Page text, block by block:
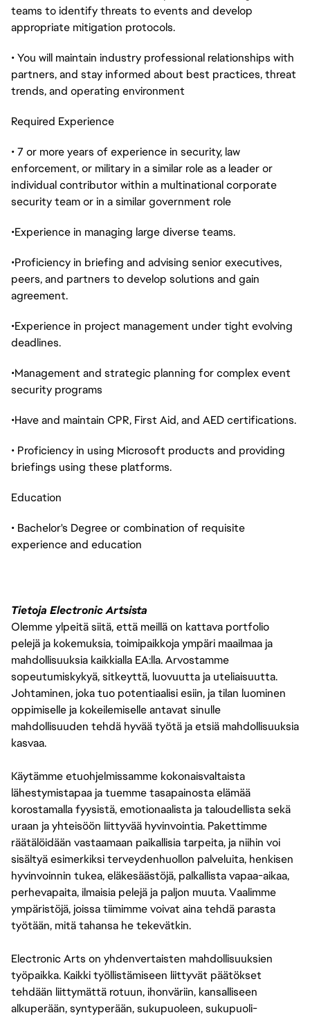
teams to identify threats to events and develop
appropriate mitigation protocols.
• You will maintain industry professional relationships with
partners, and stay informed about best practices, threat
trends, and operating environment
Required Experience
• 7 or more years of experience in security, law
enforcement, or military in a similar role as a leader or
individual contributor within a multinational corporate
security team or in a similar government role
•Experience in managing large diverse teams.
•Proficiency in briefing and advising senior executives,
peers, and partners to develop solutions and gain
agreement.
•Experience in project management under tight evolving
deadlines.
•Management and strategic planning for complex event
security programs
•Have and maintain CPR, First Aid, and AED certifications.
• Proficiency in using Microsoft products and providing
briefings using these platforms.
Education
• Bachelor's Degree or combination of requisite
experience and education
Tietoja Electronic Artsista
Olemme ylpeitä siitä, että meillä on kattava portfolio
pelejä ja kokemuksia, toimipaikkoja ympäri maailmaa ja
mahdollisuuksia kaikkialla EA:lla. Arvostamme
sopeutumiskykyä, sitkeyttä, luovuutta ja uteliaisuutta.
Johtaminen, joka tuo potentiaalisi esiin, ja tilan luominen
oppimiselle ja kokeilemiselle antavat sinulle
mahdollisuuden tehdä hyvää työtä ja etsiä mahdollisuuksia
kasvaa.
Käytämme etuohjelmissamme kokonaisvaltaista
lähestymistapaa ja tuemme tasapainosta elämää
korostamalla fyysistä, emotionaalista ja taloudellista sekä
uraan ja yhteisöön liittyvää hyvinvointia. Pakettimme
räätälöidään vastaamaan paikallisia tarpeita, ja niihin voi
sisältyä esimerkiksi terveydenhuollon palveluita, henkisen
hyvinvoinnin tukea, eläkesäästöjä, palkallista vapaa-aikaa,
perhevapaita, ilmaisia pelejä ja paljon muuta. Vaalimme
ympäristöjä, joissa tiimimme voivat aina tehdä parasta
työtään, mitä tahansa he tekevätkin.
Electronic Arts on yhdenvertaisten mahdollisuuksien
työpaikka. Kaikki työllistämiseen liittyvät päätökset
tehdään liittymättä rotuun, ihonväriin, kansalliseen
alkuperään, syntyperään, sukupuoleen, sukupuoli-